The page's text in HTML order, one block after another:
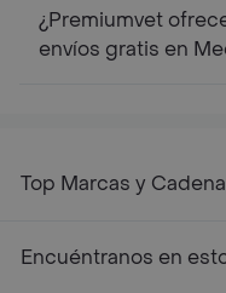
¿Premiumvet
envíos gratis en
Top Marcas y
Encuéntranos en